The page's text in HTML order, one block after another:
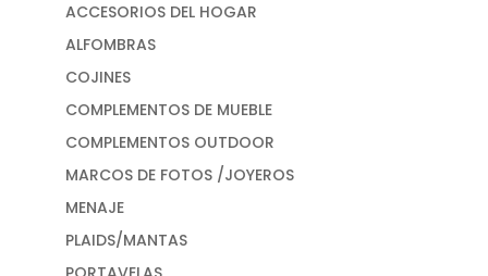
ACCESORIOS DEL HOGAR
ALFOMBRAS
COJINES
COMPLEMENTOS DE MUEBLE
COMPLEMENTOS OUTDOOR
MARCOS DE FOTOS /JOYEROS
MENAJE
PLAIDS/MANTAS